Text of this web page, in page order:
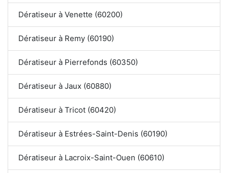
Dératiseur à Venette (60200)
Dératiseur à Remy (60190)
Dératiseur à Pierrefonds (60350)
Dératiseur à Jaux (60880)
Dératiseur à Tricot (60420)
Dératiseur à Estrées-Saint-Denis (60190)
Dératiseur à Lacroix-Saint-Ouen (60610)